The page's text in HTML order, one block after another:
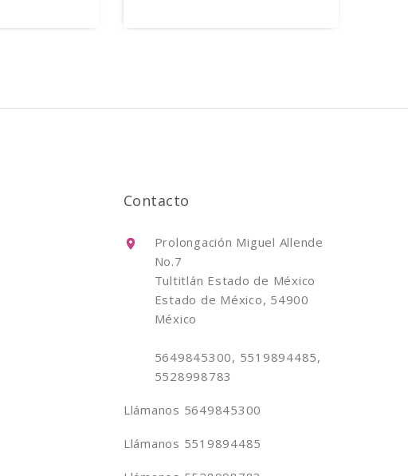
Contacto
Prolongación Miguel Allende
No.7
Tultitlán Estado de México
Estado de México, 54900
México
5649845300, 5519894485,
5528998783
Llámanos 5649845300
Llámanos 5519894485